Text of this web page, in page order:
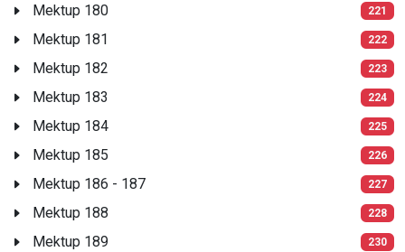
Mektup 180 221
Mektup 181 222
Mektup 182 223
Mektup 183 224
Mektup 184 225
Mektup 185 226
Mektup 186 - 187 227
Mektup 188 228
Mektup 189 230